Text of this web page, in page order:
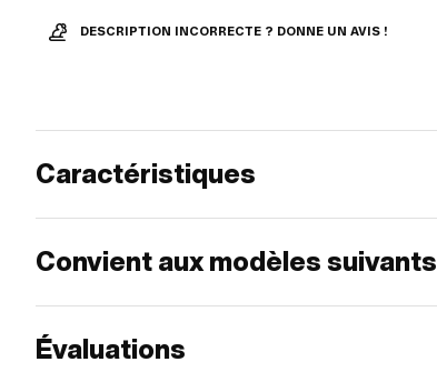
DESCRIPTION INCORRECTE ? DONNE UN AVIS !
Caractéristiques
Convient aux modèles suivants
Évaluations